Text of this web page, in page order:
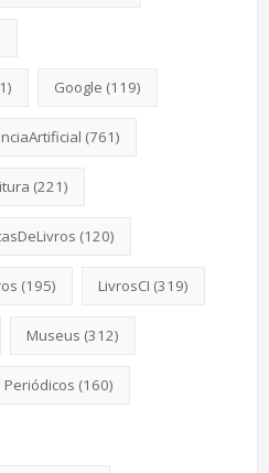
Google (119)
(761)
(221)
(120)
(195) LivrosCI (319)
Museus (312)
Periódicos (160)